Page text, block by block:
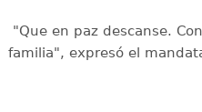
"Que en paz descanse.
familia", expresó el